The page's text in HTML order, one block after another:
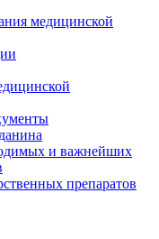
медицинской
и важнейших
препаратов